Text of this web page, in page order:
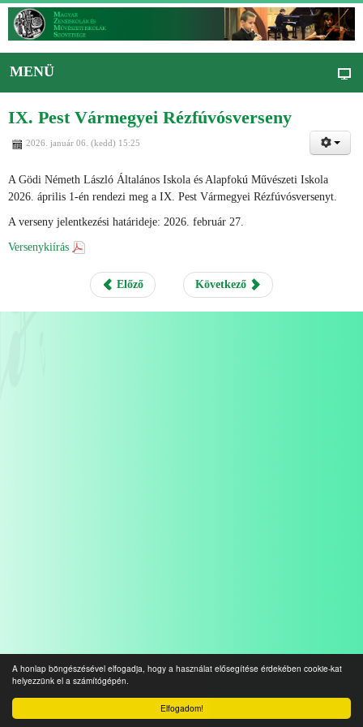
Elfogadom!
A honlap böngészésével elfogadja, hogy a használat elősegítése érdekében cookie-kat
helyezzünk el a számítógépén.
MENÜ
IX. Pest Vármegyei Rézfúvósverseny
2026. január 06. (kedd) 15:25
A Gödi Németh László Általános Iskola és Alapfokú Művészeti Iskola
2026. április 1-én rendezi meg a IX. Pest Vármegyei Rézfúvósversenyt.
A verseny jelentkezési határideje: 2026. február 27.
Versenykiírás
Előző Következő